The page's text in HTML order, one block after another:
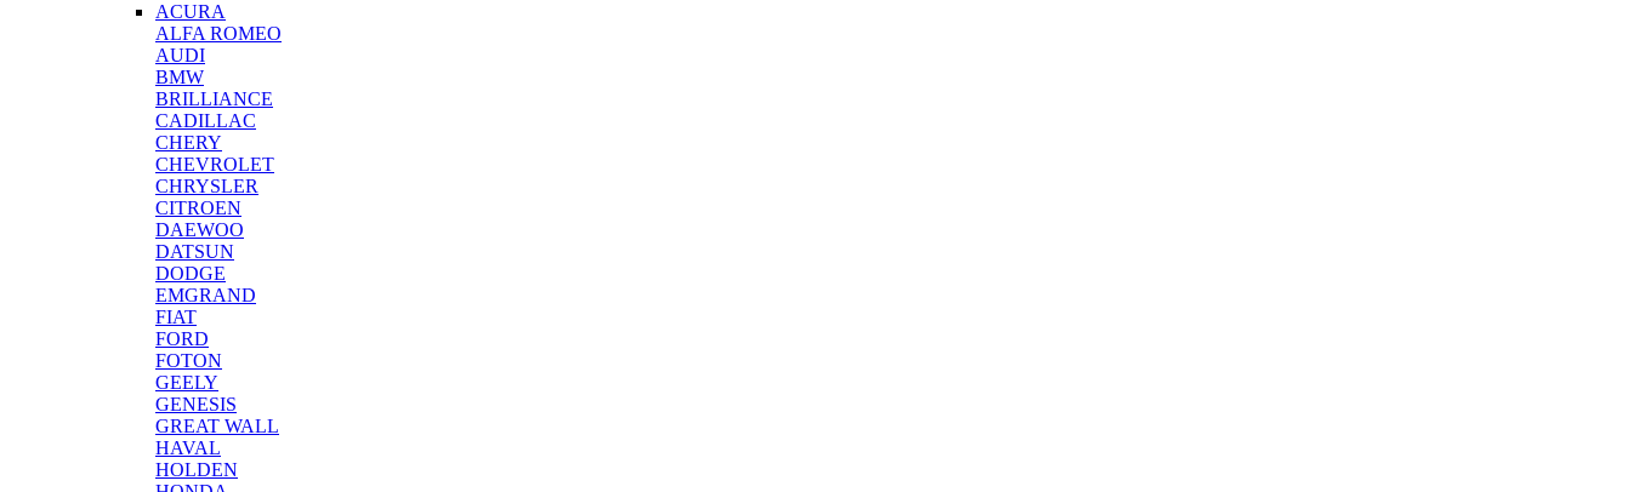
ACURA
ALFA ROMEO
AUDI
BMW
BRILLIANCE
CADILLAC
CHERY
CHEVROLET
CHRYSLER
CITROEN
DAEWOO
DATSUN
DODGE
EMGRAND
FIAT
FORD
FOTON
GEELY
GENESIS
GREAT WALL
HAVAL
HOLDEN